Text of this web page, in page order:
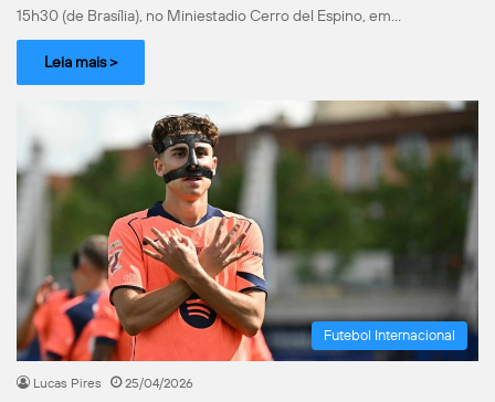
15h30 (de Brasília), no Miniestadio Cerro del Espino, em…
Leia mais >
Futebol Internacional
Lucas Pires 25/04/2026